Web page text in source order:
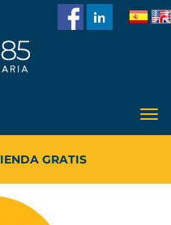
986
228
GRATIS